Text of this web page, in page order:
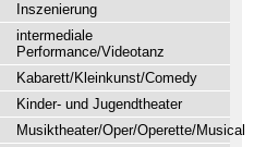
Inszenierung
intermediale
Performance/Videotanz
Kabarett/Kleinkunst/Comedy
Kinder- und Jugendtheater
Musiktheater/Oper/Operette/Musical